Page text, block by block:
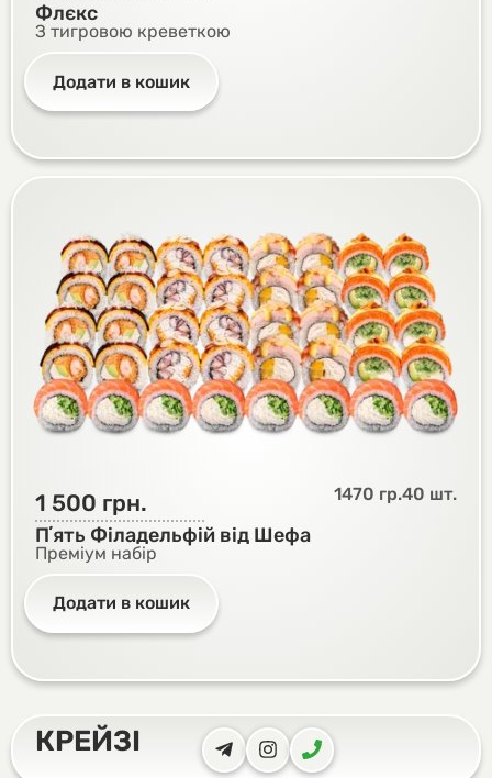
Флєкс
З тигровою креветкою
Додати в кошик
1 500 грн. 1470 гр.40 шт.
Пʼять Філадельфій від Шефа
Преміум набір
Додати в кошик
КРЕЙЗІ